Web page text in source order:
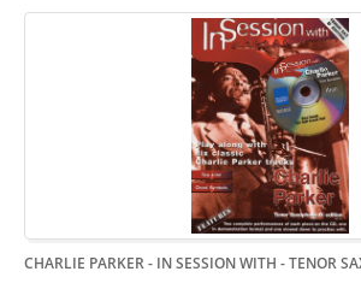
CHARLIE PARKER - IN SESSION WITH - TENOR